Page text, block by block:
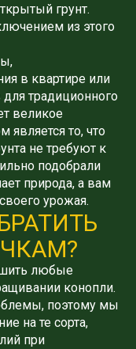
грунт.
из этого
в квартире или
традиционного
великое
то, что
не требуют к
подобрали
природа, а вам
урожая.
любые
конопли.
поэтому мы
на те сорта,
при